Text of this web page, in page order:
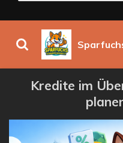
Kredite im